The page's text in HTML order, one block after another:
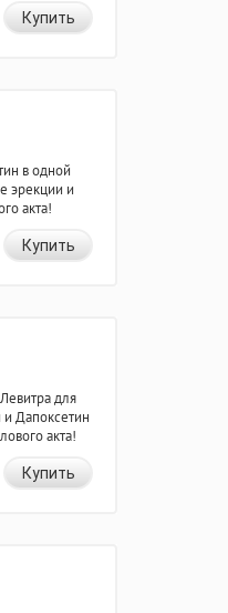
Купить
в одной
эрекции и
акта!
Купить
для
Дапоксетин
акта!
Купить